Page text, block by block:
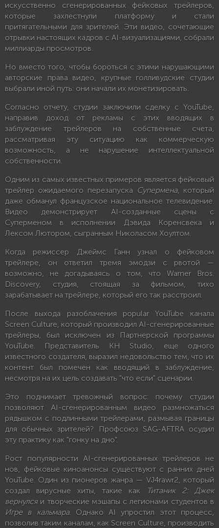
искусственно сгенерированных фейковых трейлеров,
которые захлестнули платформу и стали
притягательными для зрителей. Эти видео, сочетающие
отрывки настоящих кадров с AI-визуализациями, собрали
миллиарды просмотров.
Но вместо того, чтобы бороться с этими нарушающими
авторские права видео, крупные голливудские студии
выбрали иной путь: они начали их монетизировать.
Согласно отчету, студии заключили сделку с YouTube,
направив доход от рекламы с этих вводящих в
заблуждение трейлеров на собственные счета,
рассматривая эту ситуацию как коммерческую
возможность, а не нарушение интеллектуальной
собственности.
Одним из самых известных примеров является фейковый
трейлер ожидаемого перезапуска Супермена, который
даже обманул французское национальное телевидение.
Видео демонстрирует AI-созданные сцены с
Суперменом в исполнении Дэвида Коренсвека и
Лексом Лютором, сыгранным Николасом Хоултом.
Когда режиссер Джеймс Ганн узнал о фейковом
трейлере, он ответил тремя эмодзи с рвотой —
возможно, не догадываясь о том, что Warner Bros.
Discovery, студия, стоящая за фильмом, тихо
зарабатывает на трейлере, который его так расстроил.
После выхода разоблачения popular YouTube канала
Screen Culture, который производил AI-сгенерированные
трейлеры, был исключен из Партнерской программы
YouTube. Представитель KH Studio, еще одного
известного создателя, выразил недовольство тем, что их
контент был помечен как вводящий в заблуждение,
несмотря на их цель создавать "что если" сценарии.
Это поднимает тревожный вопрос: почему студии
позволяют AI-сгенерированным видео размножаться
рядышком с подлинными трейлерами, размывая границы
для обычных зрителей? Профсоюз SAG-AFTRA осудил
эту практику как "гонку на дно".
Рост популярности AI-сгенерированных трейлеров не
нов, фейковые киноанонсы существуют с ранних дней
YouTube. Один из пионеров жанра — VJ4rawr2, который
создал вирусные хиты, такие как
Титаник 2: Джек
вернулсяи творческие мэшапы с легионами студентов в
Игре в кальмара. Однако AI упростил этот процесс,
позволив таким каналам, как Screen Culture, производить